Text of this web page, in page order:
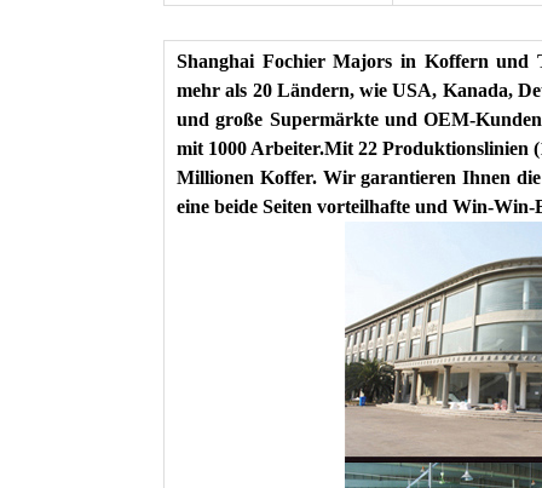
Shanghai Fochier Majors in Koffern und
mehr als 20 Ländern, wie USA, Kanada,
und große Supermärkte und OEM-
mit 1000 Arbeiter.Mit 22 Produktionslinien
Millionen Koffer. Wir garantieren Ihnen die
eine beide Seiten vorteilhafte und Win-Win-